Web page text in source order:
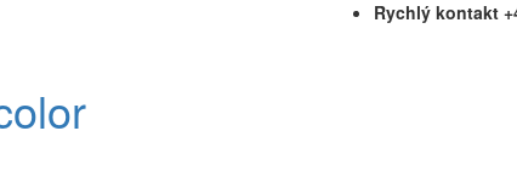
Rychlý kontakt